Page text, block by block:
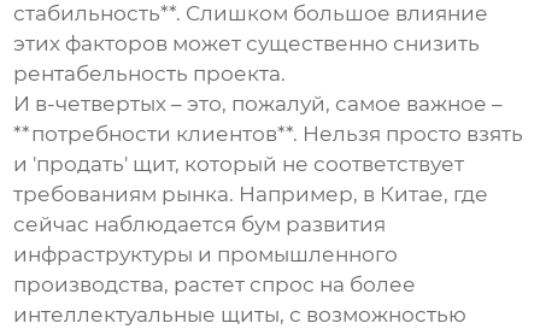
стабильность**. Слишком большое влияние
этих факторов может существенно снизить
рентабельность проекта.
И в-четвертых – это, пожалуй, самое важное –
**потребности клиентов**. Нельзя просто взять
и 'продать' щит, который не соответствует
требованиям рынка. Например, в Китае, где
сейчас наблюдается бум развития
инфраструктуры и промышленного
производства, растет спрос на более
интеллектуальные щиты, с возможностью